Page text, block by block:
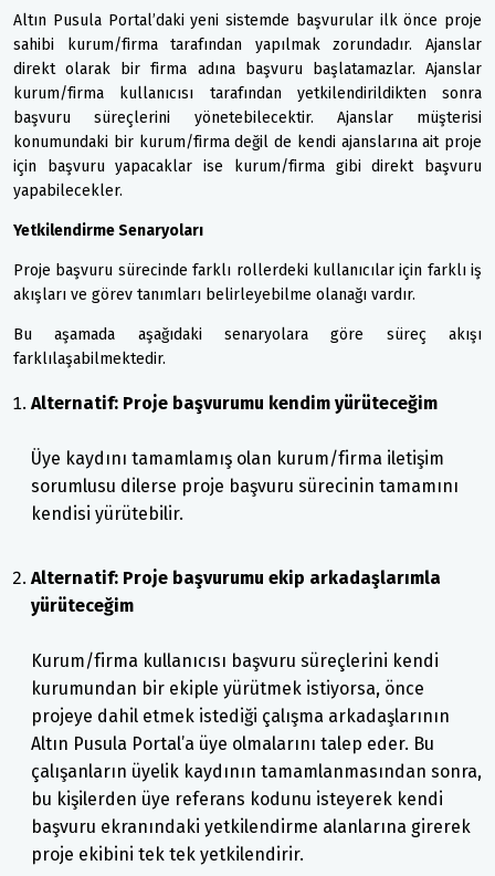
Altın Pusula Portal’daki yeni sistemde başvurular ilk önce proje
sahibi kurum/firma tarafından yapılmak zorundadır. Ajanslar
direkt olarak bir firma adına başvuru başlatamazlar. Ajanslar
kurum/firma kullanıcısı tarafından yetkilendirildikten sonra
başvuru süreçlerini yönetebilecektir. Ajanslar müşterisi
konumundaki bir kurum/firma değil de kendi ajanslarına ait proje
için başvuru yapacaklar ise kurum/firma gibi direkt başvuru
yapabilecekler.
Yetkilendirme Senaryoları
Proje başvuru sürecinde farklı rollerdeki kullanıcılar için farklı iş
akışları ve görev tanımları belirleyebilme olanağı vardır.
Bu aşamada aşağıdaki senaryolara göre süreç akışı
farklılaşabilmektedir.
Alternatif: Proje başvurumu kendim yürüteceğim
Üye kaydını tamamlamış olan kurum/firma iletişim
sorumlusu dilerse proje başvuru sürecinin tamamını
kendisi yürütebilir.
Alternatif: Proje başvurumu ekip arkadaşlarımla
yürüteceğim
Kurum/firma kullanıcısı başvuru süreçlerini kendi
kurumundan bir ekiple yürütmek istiyorsa, önce
projeye dahil etmek istediği çalışma arkadaşlarının
Altın Pusula Portal’a üye olmalarını talep eder. Bu
çalışanların üyelik kaydının tamamlanmasından sonra,
bu kişilerden üye referans kodunu isteyerek kendi
başvuru ekranındaki yetkilendirme alanlarına girerek
proje ekibini tek tek yetkilendirir.